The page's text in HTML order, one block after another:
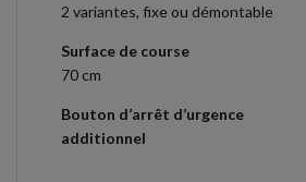
2 variantes, fixe ou démontable
Surface de course
70 cm
Bouton d’arrêt d’urgence
additionnel